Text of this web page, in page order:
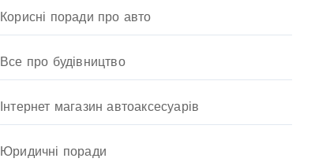
Корисні поради про авто
Все про будівництво
Інтернет магазин автоаксесуарів
Юридичні поради